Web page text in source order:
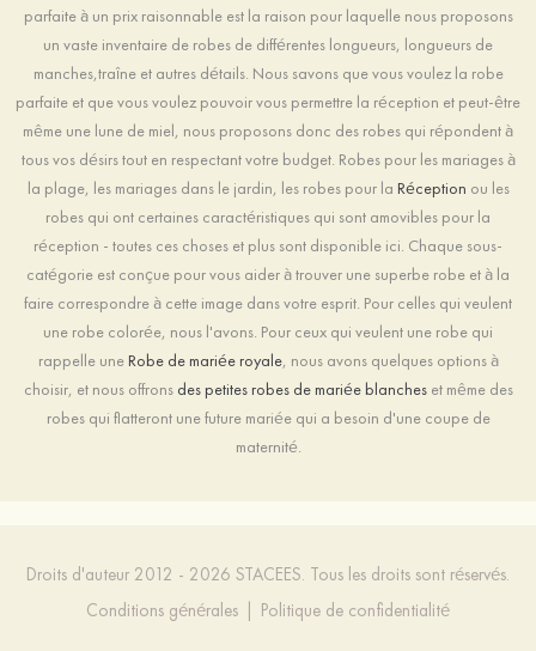
parfaite à un prix raisonnable est la raison pour laquelle nous proposons
un vaste inventaire de robes de différentes longueurs, longueurs de
manches,traîne et autres détails. Nous savons que vous voulez la robe
parfaite et que vous voulez pouvoir vous permettre la réception et peut-être
même une lune de miel, nous proposons donc des robes qui répondent à
tous vos désirs tout en respectant votre budget. Robes pour les mariages à
la plage, les mariages dans le jardin, les robes pour la Réception ou les
robes qui ont certaines caractéristiques qui sont amovibles pour la
réception - toutes ces choses et plus sont disponible ici. Chaque sous-
catégorie est conçue pour vous aider à trouver une superbe robe et à la
faire correspondre à cette image dans votre esprit. Pour celles qui veulent
une robe colorée, nous l'avons. Pour ceux qui veulent une robe qui
rappelle une Robe de mariée royale, nous avons quelques options à
choisir, et nous offrons des petites robes de mariée blancheset même des
robes qui flatteront une future mariée qui a besoin d'une coupe de
maternité.
Droits d'auteur 2012 - 2026 STACEES. Tous les droits sont réservés.
Conditions générales
Politique de confidentialité